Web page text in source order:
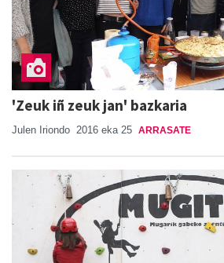
'Zeuk iñ zeuk jan' bazkaria
Julen Iriondo 2016 eka 25 ARRASATE